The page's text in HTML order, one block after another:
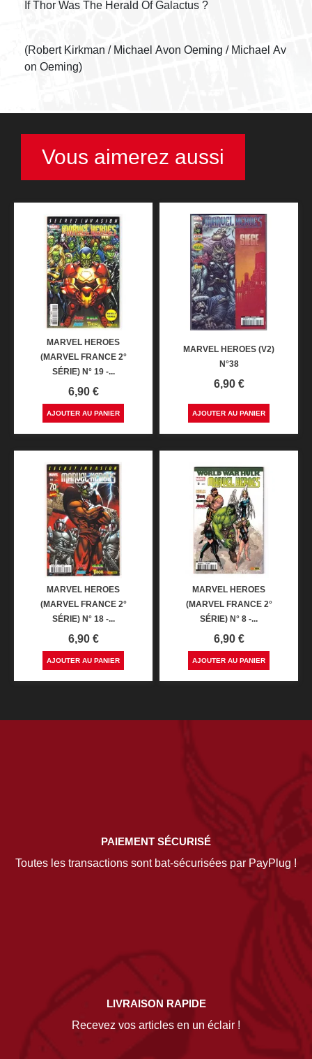
If Thor Was The Herald Of Galactus ?
(Robert Kirkman / Michael Avon Oeming / Michael Av
on Oeming)
Vous aimerez aussi
MARVEL HEROES
(MARVEL FRANCE 2°
SÉRIE) N° 19 -...
Prix
6,90 €
AJOUTER AU PANIER
MARVEL HEROES (V2)
N°38
Prix
6,90 €
AJOUTER AU PANIER
MARVEL HEROES
(MARVEL FRANCE 2°
SÉRIE) N° 18 -...
Prix
6,90 €
AJOUTER AU PANIER
MARVEL HEROES
(MARVEL FRANCE 2°
SÉRIE) N° 8 -...
Prix
6,90 €
AJOUTER AU PANIER
PAIEMENT SÉCURISÉ
Toutes les transactions sont bat-sécurisées par PayPlug !
LIVRAISON RAPIDE
Recevez vos articles en un éclair !